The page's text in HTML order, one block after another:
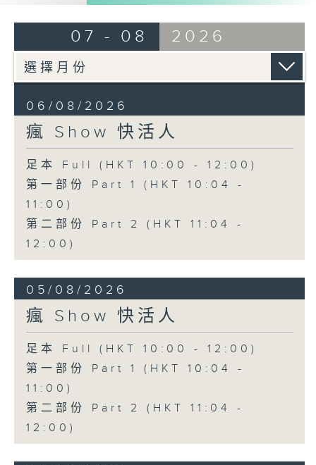
07 - 08 2026
06/08/2026
瘋 Show 快活人
足本 Full (HKT 10:00 - 12:00)
第一部份 Part 1 (HKT 10:04 -
11:00)
第二部份 Part 2 (HKT 11:04 -
12:00)
05/08/2026
瘋 Show 快活人
足本 Full (HKT 10:00 - 12:00)
第一部份 Part 1 (HKT 10:04 -
11:00)
第二部份 Part 2 (HKT 11:04 -
12:00)